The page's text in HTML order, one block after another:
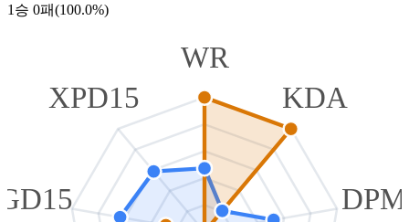
1승 0패(100.0%)
WR
KDA
DPM
XPD15